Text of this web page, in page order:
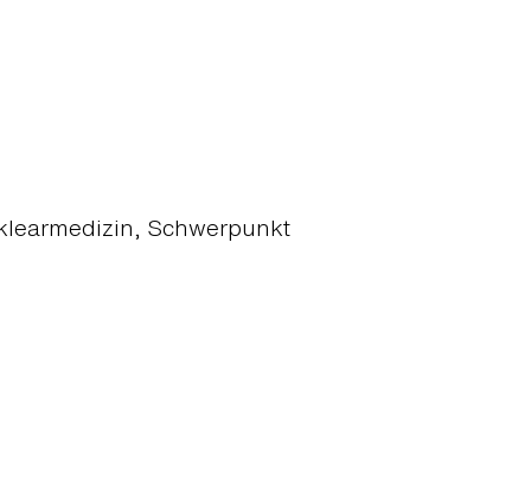
Schwerpunkt